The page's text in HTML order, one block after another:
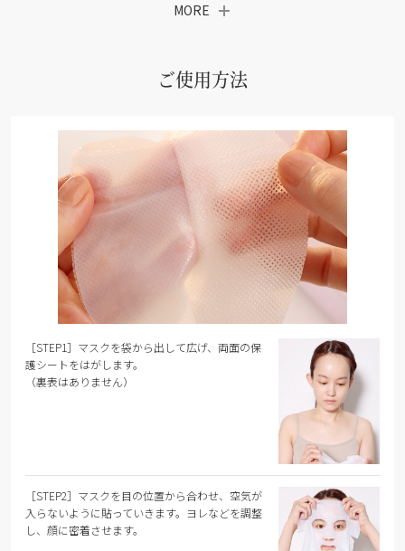
MORE
ご使用方法
［STEP1］マスクを袋から出して広げ、両面の保
護シートをはがします。
（裏表はありません）
［STEP2］マスクを目の位置から合わせ、空気が
入らないように貼っていきます。ヨレなどを調整
し、顔に密着させます。